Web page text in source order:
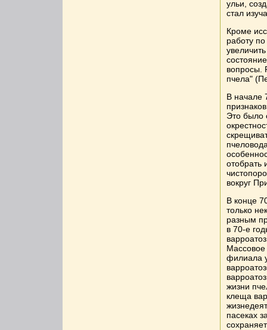
ульи,
стал
Кроме
работу
вопросы.
пчела"
В начале
Это было
отобрать
вокруг
В конце
только
разным
в 70-е
Массовое
филиала
жизни
клеща
пасеках